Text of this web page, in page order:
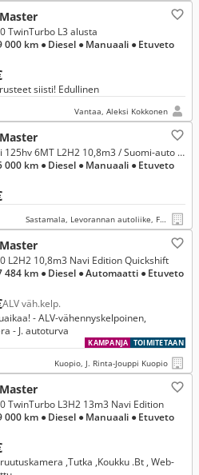
TwinTurbo L3 alusta
000 km ● Diesel ● Manuaali ● Etuveto
siisti! Edullinen
Vantaa, Aleksi Kokkonen
2,3, 2,3 dCi 125hv 6MT L2H2 10,8m3 / Suomi-auto / 2-om / Sis.ALV / Webasto / Vakionopeudensäädin
000 km ● Diesel ● Manuaali ● Etuveto
Sastamala, Levorannan autoliike, Ford ja Kia - Sastamala
ALV väh.kelp.
L2H2 10,8m3 Navi Edition Quickshift
484 km ● Diesel ● Automaatti ● Etuveto
- ALV-vähennyskelpoinen,
- J. autoturva
TOIMITETAAN
KAMPANJA
Kuopio, J. Rinta-Jouppi Kuopio
TwinTurbo L3H2 13m3 Navi Edition
000 km ● Diesel ● Manuaali ● Etuveto